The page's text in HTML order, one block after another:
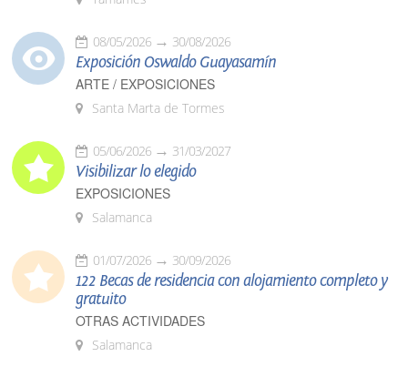
08/05/2026 30/08/2026
Exposición Oswaldo Guayasamín
ARTE / EXPOSICIONES
Santa Marta de Tormes
05/06/2026 31/03/2027
Visibilizar lo elegido
EXPOSICIONES
Salamanca
01/07/2026 30/09/2026
122 Becas de residencia con alojamiento completo y
gratuito
OTRAS ACTIVIDADES
Salamanca